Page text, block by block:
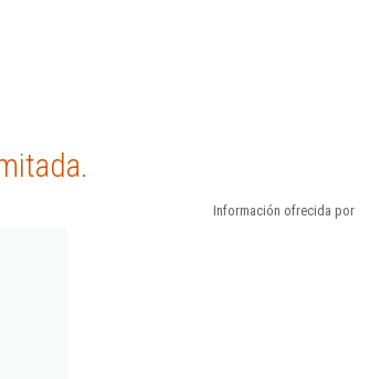
Información ofrecida por